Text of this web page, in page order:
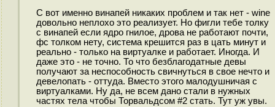
С вот именно винапей никаких проблем и так нет - wine
довольно неплохо это реализует. Но фигли тебе толку
с винапей если ядро гнилое, дрова не работают почти,
фс толком нету, система крешится раз в цать минут и
реально - только на виртуалке и работает. Иногда. И
даже это - не точно. То что безблагодатные девы
получают за неспособность свичнуться в свое нечто и
девелопать - оттуда. Вместо этого малодушничая с
виртуалками. Ну да, не всем дано стали в нужных
частях тела чтобы Торвальдсом #2 стать. Тут уж увы.